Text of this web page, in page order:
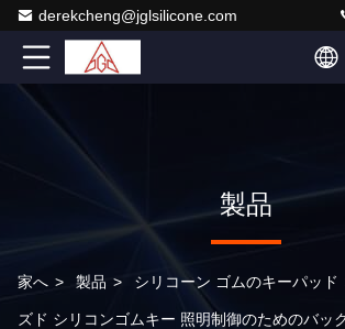
derekcheng@jglsilicone.com
製品
家へ > 製品 > シリコーン ゴムのキーパッド
ズド シリコンゴムキー 照明制御のためのバッ